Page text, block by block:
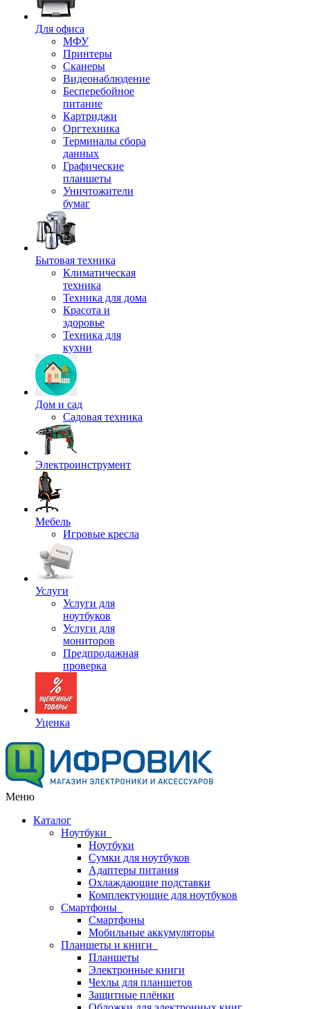
Для офиса
МФУ
Принтеры
Сканеры
Видеонаблюдение
Бесперебойное
питание
Картриджи
Оргтехника
Терминалы сбора
данных
Графические
планшеты
Уничтожители
бумаг
Бытовая техника
Климатическая
техника
Техника для дома
Красота и
здоровье
Техника для
кухни
Дом и сад
Садовая техника
Электроинструмент
Мебель
Игровые кресла
Услуги
Услуги для
ноутбуков
Услуги для
мониторов
Предпродажная
проверка
Уценка
Меню
Каталог
Ноутбуки
Ноутбуки
Сумки для ноутбуков
Адаптеры питания
Охлаждающие подставки
Комплектующие для ноутбуков
Смартфоны
Смартфоны
Мобильные аккумуляторы
Планшеты и книги
Планшеты
Электронные книги
Чехлы для планшетов
Защитные плёнки